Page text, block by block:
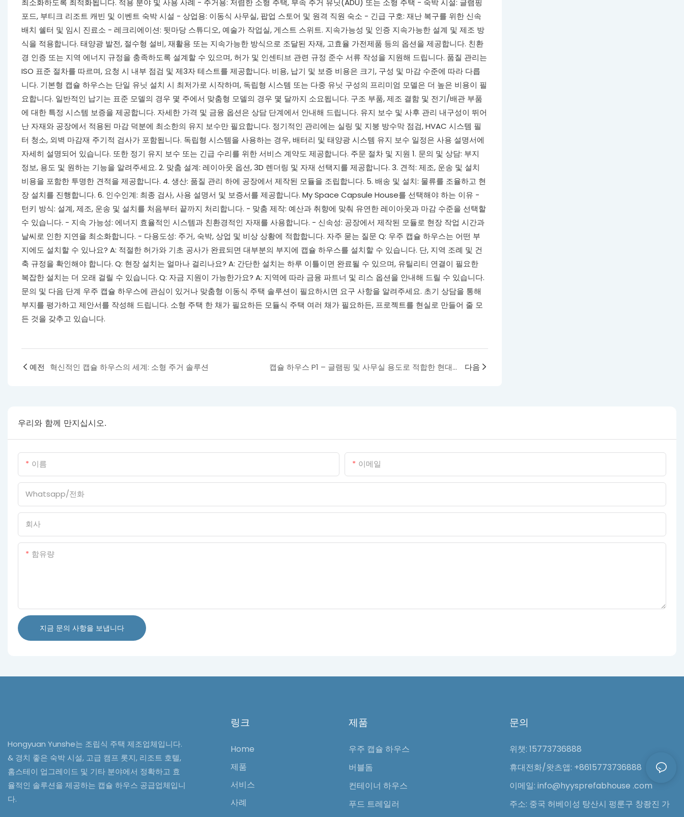
최소화하도록 최적화됩니다. 적용 분야 및 사용 사례 - 주거용: 저렴한 소형 주택, 부속 주거 유닛(ADU) 또는 소형 주택 - 숙박 시설: 글램핑
포드, 부티크 리조트 캐빈 및 이벤트 숙박 시설 - 상업용: 이동식 사무실, 팝업 스토어 및 원격 직원 숙소 - 긴급 구호: 재난 복구를 위한 신속
배치 쉘터 및 임시 진료소 - 레크리에이션: 뒷마당 스튜디오, 예술가 작업실, 게스트 스위트. 지속가능성 및 인증 지속가능한 설계 및 제조 방
식을 적용합니다. 태양광 발전, 절수형 설비, 재활용 또는 지속가능한 방식으로 조달된 자재, 고효율 가전제품 등의 옵션을 제공합니다. 친환
경 인증 또는 지역 에너지 규정을 충족하도록 설계할 수 있으며, 허가 및 인센티브 관련 규정 준수 서류 작성을 지원해 드립니다. 품질 관리는
ISO 표준 절차를 따르며, 요청 시 내부 점검 및 제3자 테스트를 제공합니다. 비용, 납기 및 보증 비용은 크기, 구성 및 마감 수준에 따라 다릅
니다. 기본형 캡슐 하우스는 단일 유닛 설치 시 최저가로 시작하며, 독립형 시스템 또는 다중 유닛 구성의 프리미엄 모델은 더 높은 비용이 필
요합니다. 일반적인 납기는 표준 모델의 경우 몇 주에서 맞춤형 모델의 경우 몇 달까지 소요됩니다. 구조 부품, 제조 결함 및 전기/배관 부품
에 대한 특정 시스템 보증을 제공합니다. 자세한 가격 및 금융 옵션은 상담 단계에서 안내해 드립니다. 유지 보수 및 사후 관리 내구성이 뛰어
난 자재와 공장에서 적용된 마감 덕분에 최소한의 유지 보수만 필요합니다. 정기적인 관리에는 실링 및 지붕 방수막 점검, HVAC 시스템 필
터 청소, 외벽 마감재 주기적 검사가 포함됩니다. 독립형 시스템을 사용하는 경우, 배터리 및 태양광 시스템 유지 보수 일정은 사용 설명서에
자세히 설명되어 있습니다. 또한 정기 유지 보수 또는 긴급 수리를 위한 서비스 계약도 제공합니다. 주문 절차 및 지원 1. 문의 및 상담: 부지
정보, 용도 및 원하는 기능을 알려주세요. 2. 맞춤 설계: 레이아웃 옵션, 3D 렌더링 및 자재 선택지를 제공합니다. 3. 견적: 제조, 운송 및 설치
비용을 포함한 투명한 견적을 제공합니다. 4. 생산: 품질 관리 하에 공장에서 제작된 모듈을 조립합니다. 5. 배송 및 설치: 물류를 조율하고 현
장 설치를 진행합니다. 6. 인수인계: 최종 검사, 사용 설명서 및 보증서를 제공합니다. My Space Capsule House를 선택해야 하는 이유 -
턴키 방식: 설계, 제조, 운송 및 설치를 처음부터 끝까지 처리합니다. - 맞춤 제작: 예산과 취향에 맞춰 유연한 레이아웃과 마감 수준을 선택할
수 있습니다. - 지속 가능성: 에너지 효율적인 시스템과 친환경적인 자재를 사용합니다. - 신속성: 공장에서 제작된 모듈로 현장 작업 시간과
날씨로 인한 지연을 최소화합니다. - 다용도성: 주거, 숙박, 상업 및 비상 상황에 적합합니다. 자주 묻는 질문 Q: 우주 캡슐 하우스는 어떤 부
지에도 설치할 수 있나요? A: 적절한 허가와 기초 공사가 완료되면 대부분의 부지에 캡슐 하우스를 설치할 수 있습니다. 단, 지역 조례 및 건
축 규정을 확인해야 합니다. Q: 현장 설치는 얼마나 걸리나요? A: 간단한 설치는 하루 이틀이면 완료될 수 있으며, 유틸리티 연결이 필요한
복잡한 설치는 더 오래 걸릴 수 있습니다. Q: 자금 지원이 가능한가요? A: 지역에 따라 금융 파트너 및 리스 옵션을 안내해 드릴 수 있습니다.
문의 및 다음 단계 우주 캡슐 하우스에 관심이 있거나 맞춤형 이동식 주택 솔루션이 필요하시면 요구 사항을 알려주세요. 초기 상담을 통해
부지를 평가하고 제안서를 작성해 드립니다. 소형 주택 한 채가 필요하든 모듈식 주택 여러 채가 필요하든, 프로젝트를 현실로 만들어 줄 모
든 것을 갖추고 있습니다.
예전 혁신적인 캡슐 하우스의 세계: 소형 주거 솔루션 캡슐 하우스 P1 – 글램핑 및 사무실 용도로 적합한 현대적인 우주 캡슐형 이동식 주택 다음
우리와 함께 만지십시오.
이름 이메일
Whatsapp/전화
회사
함유량
지금 문의 사항을 보냅니다
Hongyuan Yunshe는 조립식 주택 제조업체입니다.
& 경치 좋은 숙박 시설, 고급 캠프 롯지, 리조트 호텔,
홈스테이 업그레이드 및 기타 분야에서 정확하고 효
율적인 솔루션을 제공하는 캡슐 하우스 공급업체입니
다.
링크
Home
제품
서비스
사례
제품
우주 캡슐 하우스
버블돔
컨테이너 하우스
푸드 트레일러
문의
위챗: 15773736888
휴대전화/왓츠앱: +8615773736888
이메일: info@hyysprefabhouse .com
주소: 중국 허베이성 탕산시 펑룬구 창좡진 가